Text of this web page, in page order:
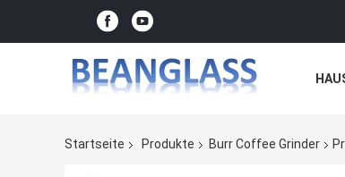
Startseite
Produkte Burr Coffee Grinder